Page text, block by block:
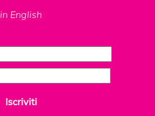
in English
Iscriviti